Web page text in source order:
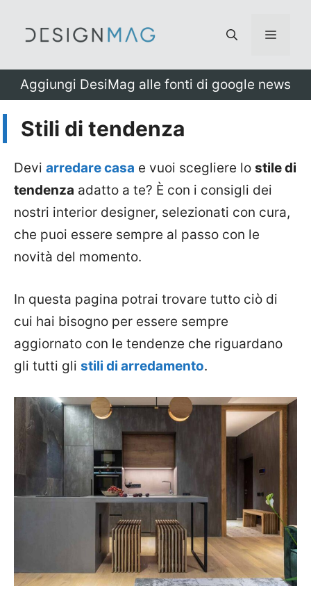
Menu
Aggiungi DesiMag alle fonti di google news
Stili di tendenza
Devi arredare casa e vuoi scegliere lo stile di
tendenza adatto a te? È con i consigli dei
nostri interior designer, selezionati con cura,
che puoi essere sempre al passo con le
novità del momento.
In questa pagina potrai trovare tutto ciò di
cui hai bisogno per essere sempre
aggiornato con le tendenze che riguardano
gli tutti gli stili di arredamento.